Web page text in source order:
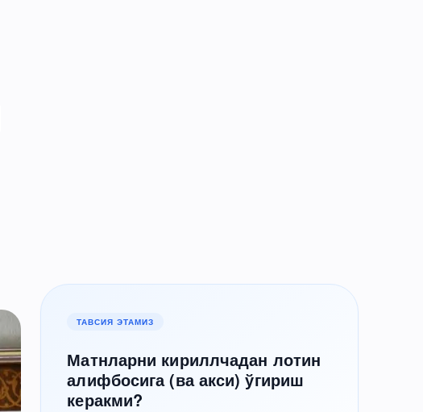
ТАВСИЯ ЭТАМИЗ
Матнларни кириллчадан лотин
алифбосига (ва акси) ўгириш
керакми?